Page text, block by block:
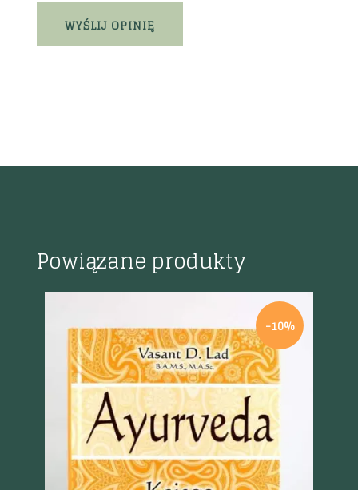
Powiązane produkty
-10%
Szybki podgląd